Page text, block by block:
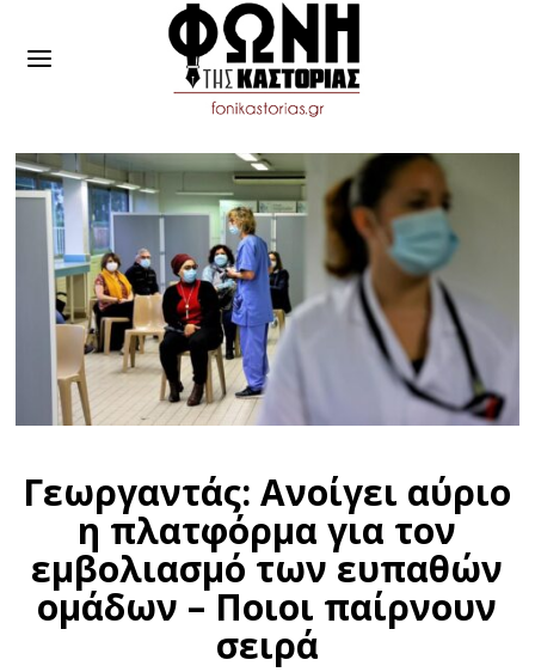
Γεωργαντάς: Ανοίγει αύριο
η πλατφόρμα για τον
εμβολιασμό των ευπαθών
ομάδων – Ποιοι παίρνουν
σειρά